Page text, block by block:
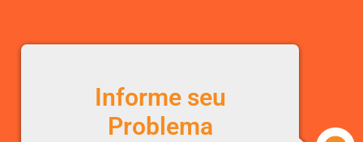
Informe seu
Problema